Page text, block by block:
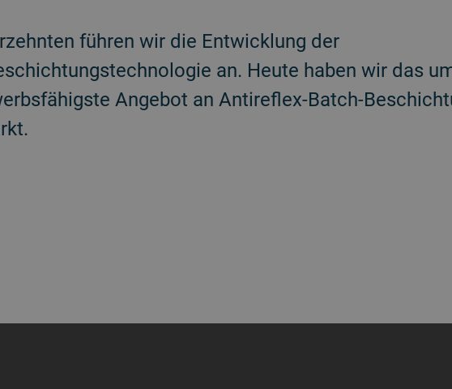
führen wir die Entwicklung der
an. Heute haben wir das
Angebot an Antireflex-Batch-